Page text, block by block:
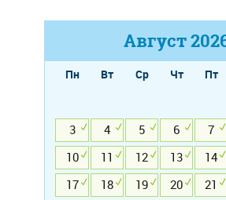
Август
Пн Вт Ср Чт Пт
3
4 5 6 7
10
11 12 13 14
17
18 19 20 21